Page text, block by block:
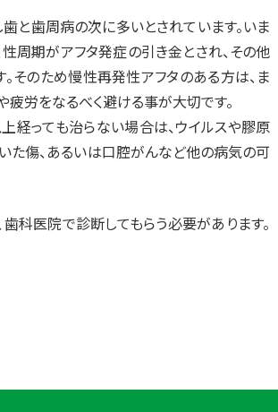
と歯周病の次に多いとされています。いま
周期がアフタ発症の引き金とされ、その他
そのため慢性再発性アフタのある方は、ま
労をなるべく避ける事が大切です。
経っても治らない場合は、ウイルスや膠原
た傷、あるいは口腔がんなど他の病気の可
科医院で診断してもらう必要があります。